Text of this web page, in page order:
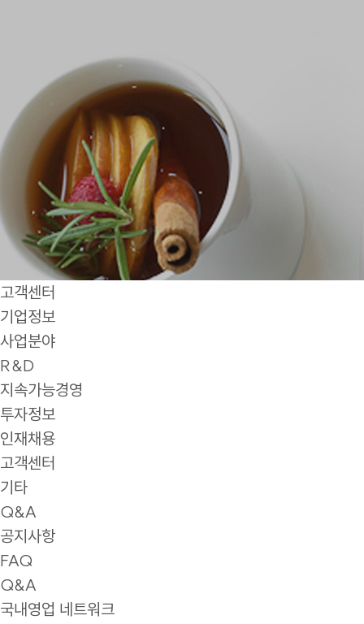
고객센터
기업정보
사업분야
R&D
지속가능경영
투자정보
인재채용
고객센터
기타
Q&A
공지사항
FAQ
Q&A
국내영업 네트워크